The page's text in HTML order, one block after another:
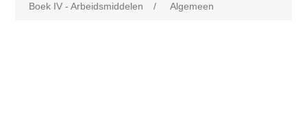
Boek IV - Arbeidsmiddelen
/ Algemeen